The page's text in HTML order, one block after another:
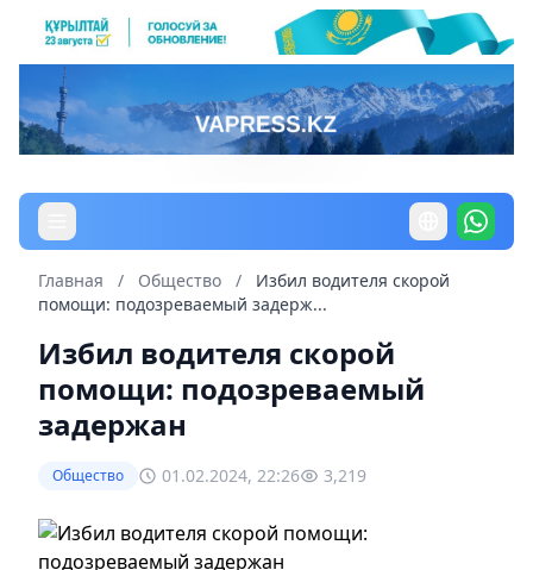
Главная / Общество /
Избил водителя скорой
помощи: подозреваемый задерж...
Избил водителя скорой
помощи: подозреваемый
задержан
Общество 01.02.2024, 22:26 3,219